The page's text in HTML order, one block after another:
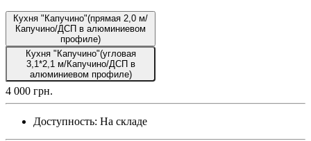
Кухня "Капучино"(прямая 2,0 м/
Капучино/ДСП в алюминиевом
профиле)
Кухня "Капучино"(угловая
3,1*2,1 м/Капучино/ДСП в
алюминиевом профиле)
4 000 грн.
Доступность: На складе